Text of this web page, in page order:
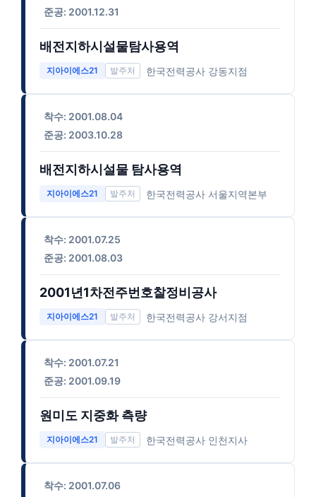
준공: 2001.12.31
배전지하시설물탐사용역
지아이에스21 한국전력공사 강동지점
착수: 2001.08.04
준공: 2003.10.28
배전지하시설물 탐사용역
지아이에스21 한국전력공사 서울지역본부
착수: 2001.07.25
준공: 2001.08.03
2001년1차전주번호찰정비공사
지아이에스21 한국전력공사 강서지점
착수: 2001.07.21
준공: 2001.09.19
원미도 지중화 측량
지아이에스21 한국전력공사 인천지사
착수: 2001.07.06